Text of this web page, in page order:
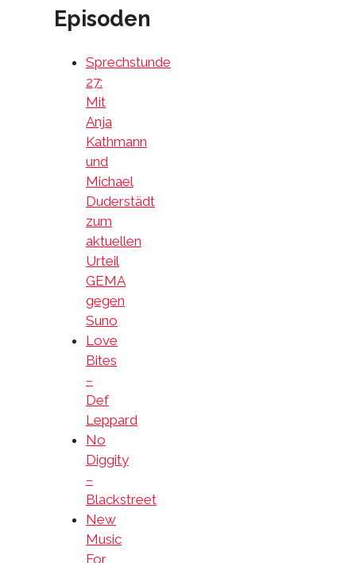
Episoden
Sprechstunde
27:
Mit
Anja
Kathmann
und
Michael
Duderstädt
zum
aktuellen
Urteil
GEMA
gegen
Suno
Love
Bites
–
Def
Leppard
No
Diggity
–
Blackstreet
New
Music
For